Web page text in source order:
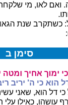
ואם לאו, מי
שנת
סימן ב
ימוך אחיך ומטה
הוא כי ה' יריב
דל הוא, שאני
עושהו, כאילו